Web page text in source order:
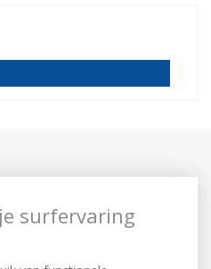
surfervaring